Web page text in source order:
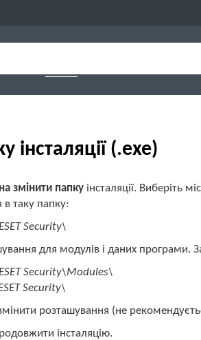
інсталяції (.exe)
змінити папку інсталяції. Виберіть
в таку папку:
Security\
для модулів і даних програми.
Security\Modules\
Security\
розташування (не
інсталяцію.